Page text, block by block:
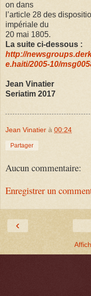
on dans
l’article 28 des
impériale du
20 mai 1805.
La suite ci-dessous :
http://
e.haiti/2005-10/
Jean Vinatier
Seriatim 2017
Jean Vinatier à 00:24
Partager
Aucun commentaire:
Enregistrer un
‹